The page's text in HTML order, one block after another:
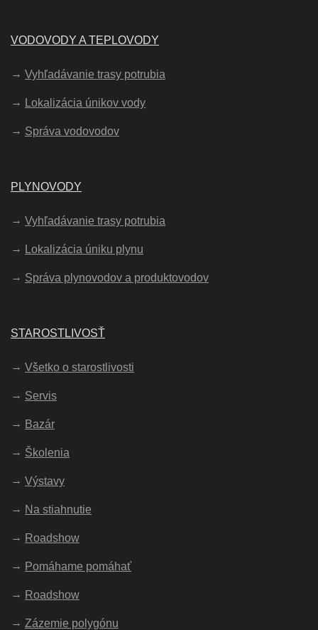
VODOVODY A TEPLOVODY
Vyhľadávanie trasy potrubia
Lokalizácia únikov vody
Správa vodovodov
PLYNOVODY
Vyhľadávanie trasy potrubia
Lokalizácia úniku plynu
Správa plynovodov a produktovodov
STAROSTLIVOSŤ
Všetko o starostlivosti
Servis
Bazár
Školenia
Výstavy
Na stiahnutie
Roadshow
Pomáhame pomáhať
Roadshow
Zázemie polygónu